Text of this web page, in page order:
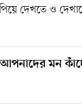
দেখতে ও
মন